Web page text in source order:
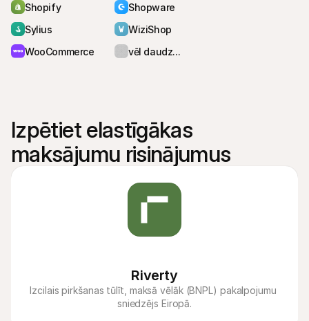
Shopify
Shopware
Sylius
WiziShop
WooCommerce
vēl daudz...
Izpētiet elastīgākas
maksājumu risinājumus
Riverty
Izcilais pirkšanas tūlīt, maksā vēlāk (BNPL) pakalpojumu
sniedzējs Eiropā.